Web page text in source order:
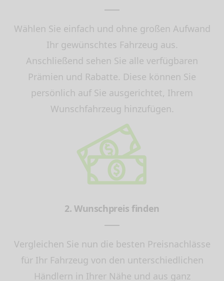
Wählen Sie einfach und ohne großen Aufwand
Ihr gewünschtes Fahrzeug aus.
Anschließend sehen Sie alle verfügbaren
Prämien und Rabatte. Diese können Sie
persönlich auf Sie ausgerichtet, Ihrem
Wunschfahrzeug hinzufügen.
2. Wunschpreis finden
Vergleichen Sie nun die besten Preisnachlässe
für Ihr Fahrzeug von den unterschiedlichen
Händlern in Ihrer Nähe und aus ganz